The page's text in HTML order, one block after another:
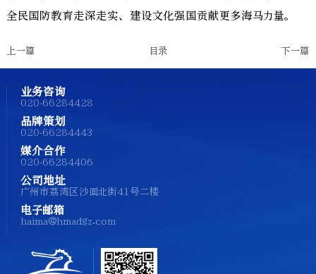
全民国防教育走深走实、建设文化强国贡献更多海马力量。
上一篇 目录 下一篇
业务咨询
020-66284428
品牌策划
020-66284443
媒介合作
020-66284406
公司地址
广州市荔湾区沙面北街41号二楼
电子邮箱
haima@hmadgz.com